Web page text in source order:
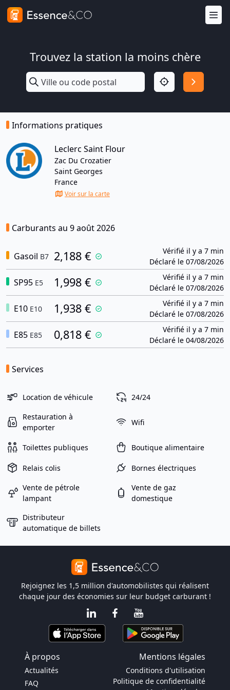
Trouvez la station la moins chère
Informations pratiques
Leclerc Saint Flour
Zac Du Crozatier
Saint Georges
France
Voir sur la carte
Carburants au 9 août 2026
Gasoil B7 2,188 €
Vérifié il y a 7 min
Déclaré le 07/08/2026
SP95 E5 1,998 €
Vérifié il y a 7 min
Déclaré le 07/08/2026
E10 E10 1,938 €
Vérifié il y a 7 min
Déclaré le 07/08/2026
E85 E85 0,818 €
Vérifié il y a 7 min
Déclaré le 04/08/2026
Services
Location de véhicule 24/24
Restauration à
emporter
Wifi
Toilettes publiques Boutique alimentaire
Relais colis Bornes électriques
Vente de pétrole
lampant
Vente de gaz
domestique
Distributeur
automatique de billets
Rejoignez les 1,5 million d'automobilistes qui réalisent
chaque jour des économies sur leur budget carburant !
À propos Mentions légales
Actualités
FAQ
Conditions d'utilisation
Politique de confidentialité